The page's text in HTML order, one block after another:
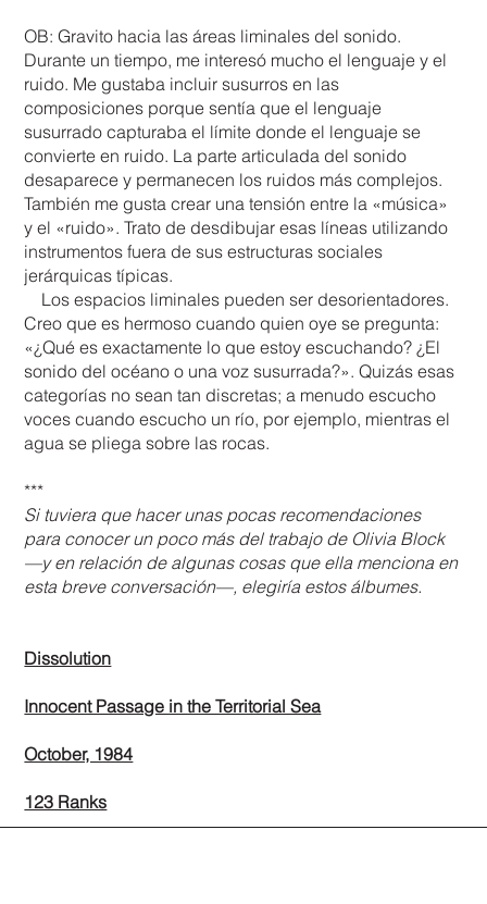
OB: Gravito hacia las áreas liminales del sonido.
Durante un tiempo, me interesó mucho el lenguaje y el
ruido. Me gustaba incluir susurros en las
composiciones porque sentía que el lenguaje
susurrado capturaba el límite donde el lenguaje se
convierte en ruido. La parte articulada del sonido
desaparece y permanecen los ruidos más complejos.
También me gusta crear una tensión entre la «música»
y el «ruido». Trato de desdibujar esas líneas utilizando
instrumentos fuera de sus estructuras sociales
jerárquicas típicas.
Los espacios liminales pueden ser desorientadores.
Creo que es hermoso cuando quien oye se pregunta:
«¿Qué es exactamente lo que estoy escuchando? ¿El
sonido del océano o una voz susurrada?». Quizás esas
categorías no sean tan discretas; a menudo escucho
voces cuando escucho un río, por ejemplo, mientras el
agua se pliega sobre las rocas.
***
Si tuviera que hacer unas pocas recomendaciones
para conocer un poco más del trabajo de Olivia Block
—y en relación de algunas cosas que ella menciona en
esta breve conversación—, elegiría estos álbumes.
Dissolution
Innocent Passage in the Territorial Sea
October, 1984
123 Ranks